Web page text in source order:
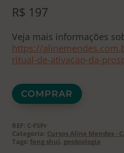
R$ 197
Veja mais informações
https://
ritual-de-ativacao-da-
Feng
Shui
Ritual
de
Ativação
COMPRAR
REF: C-FSPr
Categoria: Cursos Aline Mendes -
Tags: feng shui, geobiologia